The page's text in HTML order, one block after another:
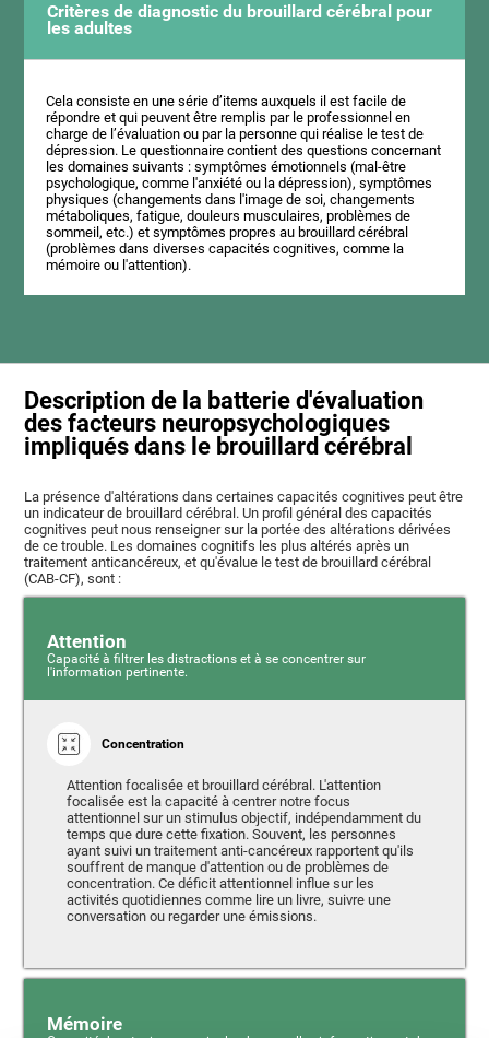
Critères de diagnostic du brouillard cérébral pour
les adultes
Cela consiste en une série d’items auxquels il est facile de
répondre et qui peuvent être remplis par le professionnel en
charge de l’évaluation ou par la personne qui réalise le test de
dépression. Le questionnaire contient des questions concernant
les domaines suivants : symptômes émotionnels (mal-être
psychologique, comme l'anxiété ou la dépression), symptômes
physiques (changements dans l'image de soi, changements
métaboliques, fatigue, douleurs musculaires, problèmes de
sommeil, etc.) et symptômes propres au brouillard cérébral
(problèmes dans diverses capacités cognitives, comme la
mémoire ou l'attention).
Description de la batterie d'évaluation
des facteurs neuropsychologiques
impliqués dans le brouillard cérébral
La présence d'altérations dans certaines capacités cognitives peut être
un indicateur de brouillard cérébral. Un profil général des capacités
cognitives peut nous renseigner sur la portée des altérations dérivées
de ce trouble. Les domaines cognitifs les plus altérés après un
traitement anticancéreux, et qu'évalue le test de brouillard cérébral
(CAB-CF), sont :
Attention
Capacité à filtrer les distractions et à se concentrer sur
l'information pertinente.
Concentration
Attention focalisée et brouillard cérébral. L'attention
focalisée est la capacité à centrer notre focus
attentionnel sur un stimulus objectif, indépendamment du
temps que dure cette fixation. Souvent, les personnes
ayant suivi un traitement anti-cancéreux rapportent qu'ils
souffrent de manque d'attention ou de problèmes de
concentration. Ce déficit attentionnel influe sur les
activités quotidiennes comme lire un livre, suivre une
conversation ou regarder une émissions.
Mémoire